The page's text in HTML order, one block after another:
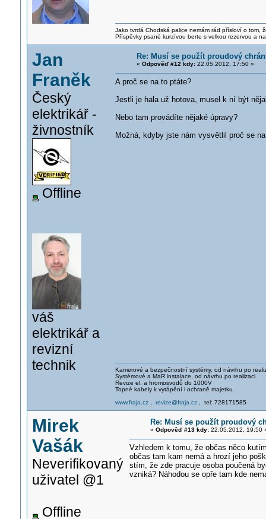
Jako tvrdá Chodská palice nemám rád přísloví o tom,
Příspěvky psané kurzívou berte s velkou rezervou a
Jan
Franěk
Český
elektrikář -
živnostník
Offline
váš
elektrikář a
revizní
technik
Re: Musí se použít proudový
« Odpověď #12 kdy:22.05.2012, 17:50 »
A proč se na to ptáte?
Jestli je hala už hotova, musel k ní být
Nebo tam provádíte nějaké úpravy?
Možná, kdyby jste nám vysvětlil proč se
Kamerové a bezpečnostní systémy, od návrhu po
Systémové a MaR instalace, od návrhu po realizaci.
Revize el. a hromosvodů do 1000V
Topné kabely k vytápění i ochraně majetku.
www.fraja.cz, revize@fraja.cz, tel: 728171585
Mirek
Vašák
Neverifikovaný
uživatel @1
Offline
Re: Musí se použít proudový
« Odpověď #13 kdy:22.05.2012, 19:50
Vzhledem k tomu, že občas něco
občas tam kam nemá a hrozí jeho
stím, že zde pracuje osoba poučená
vzniká? Náhodou se opře tam kde